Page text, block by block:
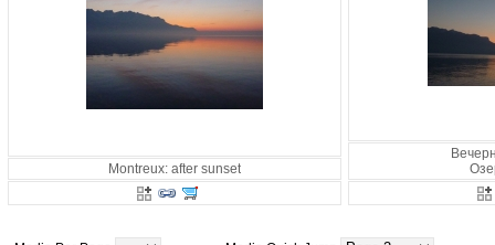
Montreux: after sunset